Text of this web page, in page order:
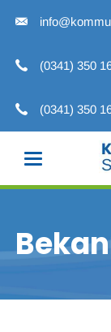
(0341) 350
(0341) 350